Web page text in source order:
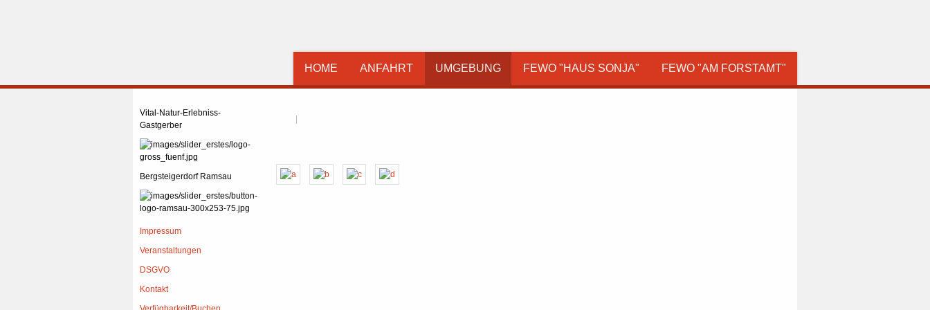
HOME ANFAHRT UMGEBUNG FEWO "HAUS SONJA" FEWO "AM FORSTAMT"
Vital-Natur-Erlebniss-
Gastgerber
Bergsteigerdorf Ramsau
Impressum
Veranstaltungen
DSGVO
Kontakt